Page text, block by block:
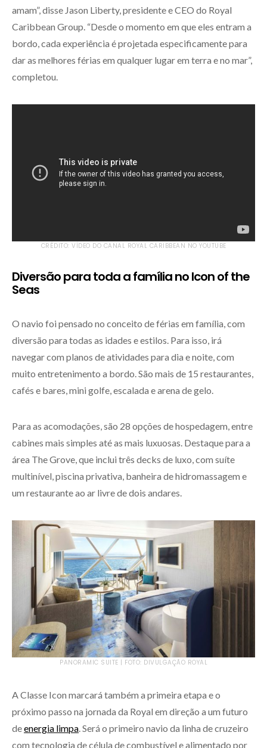
amam”, disse Jason Liberty, presidente e CEO do Royal
Caribbean Group. “Desde o momento em que eles entram a
bordo, cada experiência é projetada especificamente para
dar as melhores férias em qualquer lugar em terra e no mar”,
completou.
CRÉDITO: VÍDEO DO CANAL ROYAL CARIBBEAN NO YOUTUBE
Diversão para toda a família no Icon of the
Seas
O navio foi pensado no conceito de férias em família, com
diversão para todas as idades e estilos. Para isso, irá
navegar com planos de atividades para dia e noite, com
muito entretenimento a bordo. São mais de 15 restaurantes,
cafés e bares, mini golfe, escalada e arena de gelo.
Para as acomodações, são 28 opções de hospedagem, entre
cabines mais simples até as mais luxuosas. Destaque para a
área The Grove, que inclui três decks de luxo, com suíte
multinível, piscina privativa, banheira de hidromassagem e
um restaurante ao ar livre de dois andares.
PANORAMIC SUITE | FOTO: DIVULGAÇÃO ROYAL
A Classe Icon marcará também a primeira etapa e o
próximo passo na jornada da Royal em direção a um futuro
deenergia limpa . Será o primeiro navio da linha de cruzeiro
com tecnologia de célula de combustível e alimentado por